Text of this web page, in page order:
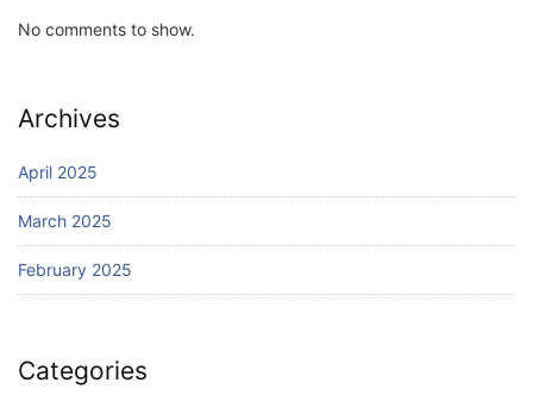
No comments to show.
Archives
April 2025
March 2025
February 2025
Categories